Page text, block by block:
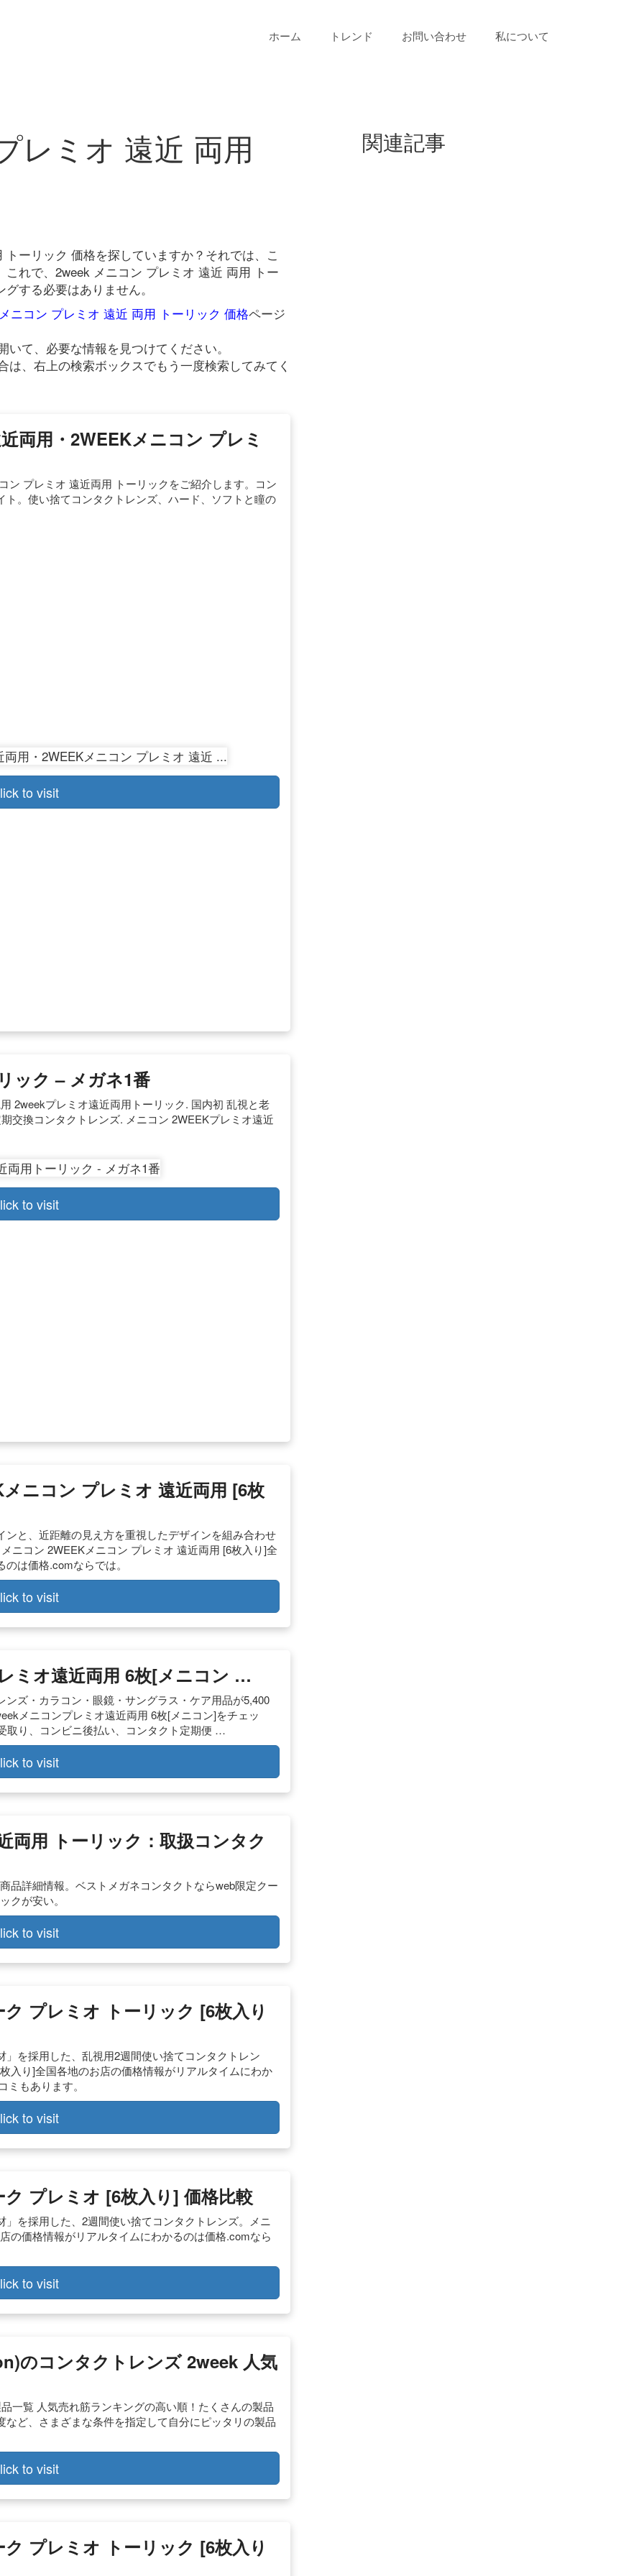
ホーム トレンド お問い合わせ 私について
レミオ 遠近 両用
ーリック 価格を探していますか？それでは、こ
れで、2week メニコン プレミオ 遠近 両用 トー
する必要はありません。
ニコン プレミオ 遠近 両用 トーリック 価格ページ
て、必要な情報を見つけてください。
は、右上の検索ボックスでもう一度検索してみてく
両用・2WEEKメニコン プレミ
ン プレミオ 遠近両用 トーリックをご紹介します。コン
。使い捨てコンタクトレンズ、ハード、ソフトと瞳の
to visit
ック – メガネ1番
2weekプレミオ遠近両用トーリック. 国内初 乱視と老
交換コンタクトレンズ. メニコン 2WEEKプレミオ遠近
to visit
ニコン プレミオ 遠近両用 [6枚
と、近距離の見え方を重視したデザインを組み合わせ
ニコン 2WEEKメニコン プレミオ 遠近両用 [6枚入り]全
は価格.comならでは。
to visit
ミオ遠近両用 6枚[メニコン …
ズ・カラコン・眼鏡・サングラス・ケア用品が5,400
メニコンプレミオ遠近両用 6枚[メニコン]をチェッ
取り、コンビニ後払い、コンタクト定期便 …
to visit
両用 トーリック：取扱コンタク
品詳細情報。ベストメガネコンタクトならweb限定クー
クが安い。
to visit
プレミオ トーリック [6枚入り
を採用した、乱視用2週間使い捨てコンタクトレン
入り]全国各地のお店の価格情報がリアルタイムにわか
もあります。
to visit
プレミオ [6枚入り] 価格比較
を採用した、2週間使い捨てコンタクトレンズ。メニ
の価格情報がリアルタイムにわかるのは価格.comなら
to visit
のコンタクトレンズ 2week 人気
一覧 人気売れ筋ランキングの高い順！たくさんの製品
ど、さまざまな条件を指定して自分にピッタリの製品
to visit
プレミオ トーリック [6枚入り
関連記事